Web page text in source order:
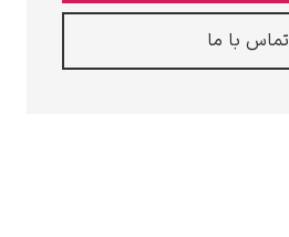
تماس با ما